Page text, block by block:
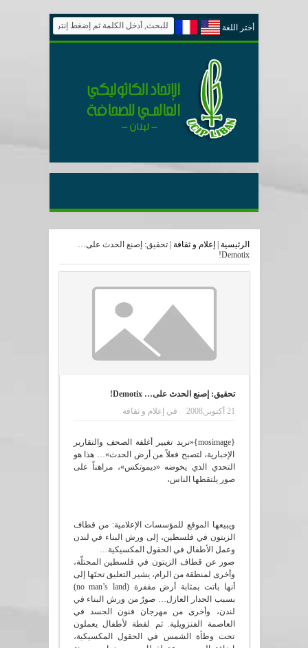
أختر اللغة
الرئيسية إعلام و ثقافة |تحقيق: إصنع الحدث على…
Demotix!
تحقيق: إصنع الحدث على… Demotix!
21 أكتوبر,2008
في إعلام و ثقافة
{mosimage}«نريد تغيير أغلفة الصحف والتقارير
الإخبارية، لتصبح فعلاً من أرض الحدث»… هذا هو
التحدي الذي يخوضه «ديموتكس»، مراهناً على
صور يلتقطها الناس،
ويبيعها الموقع للمؤسسات الإعلامية: من قطاف
الزيتون في فلسطين، إلى ورش البناء في لندن
وعمل الأطفال في الحقول المكسيكية…
صور عن قطاف الزيتون في فلسطين المحتلّة،
وأخرى لمنطقة من الرام، يشير التعليق تحتَها إلى
أنها باتت بمثابة أرض مقفرة (no man’s land)
بسبب الجدار العازل… صورٌ من ورش البناء في
لندن، وأخرى من مهرجان فنون الجسد في
العاصمة الفنزويلية. ثم لقطة لأطفال يعملون
تحت وطأة الشمس في الحقول المكسيكية،